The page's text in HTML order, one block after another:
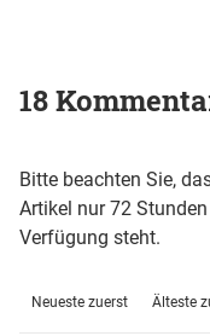
18
Bitte beachten Sie,
Artikel nur 72
Verfügung steht.
Neueste zuerst Älteste